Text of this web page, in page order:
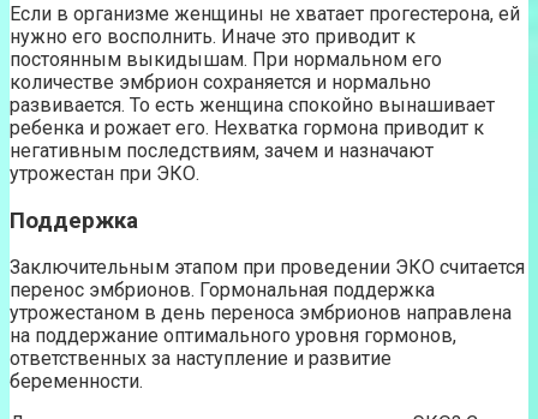
Если в организме женщины не хватает прогестерона, ей
нужно его восполнить. Иначе это приводит к
постоянным выкидышам. При нормальном его
количестве эмбрион сохраняется и нормально
развивается. То есть женщина спокойно вынашивает
ребенка и рожает его. Нехватка гормона приводит к
негативным последствиям, зачем и назначают
утрожестан при ЭКО.
Поддержка
Заключительным этапом при проведении ЭКО считается
перенос эмбрионов. Гормональная поддержка
утрожестаном в день переноса эмбрионов направлена
на поддержание оптимального уровня гормонов,
ответственных за наступление и развитие
беременности.